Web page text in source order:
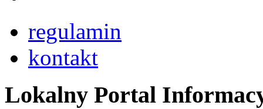
regulamin
kontakt
Lokalny Portal